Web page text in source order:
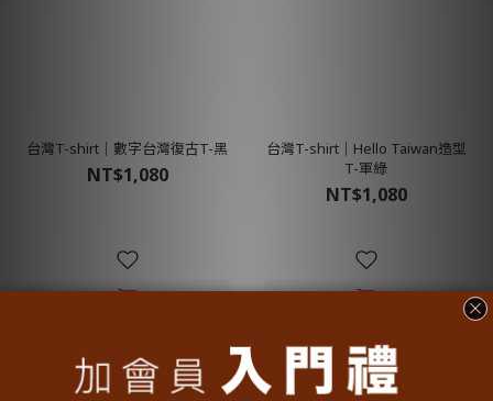
台灣T-shirt│數字台灣復古T-黑
NT$1,080
台灣T-shirt│Hello Taiwan造型
T-軍綠
NT$1,080